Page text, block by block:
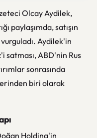
Olcay Aydilek,
paylaşımda, satışın
Aydilek'in
ABD'nin Rus
sonrasında
biri olarak
Holding'in